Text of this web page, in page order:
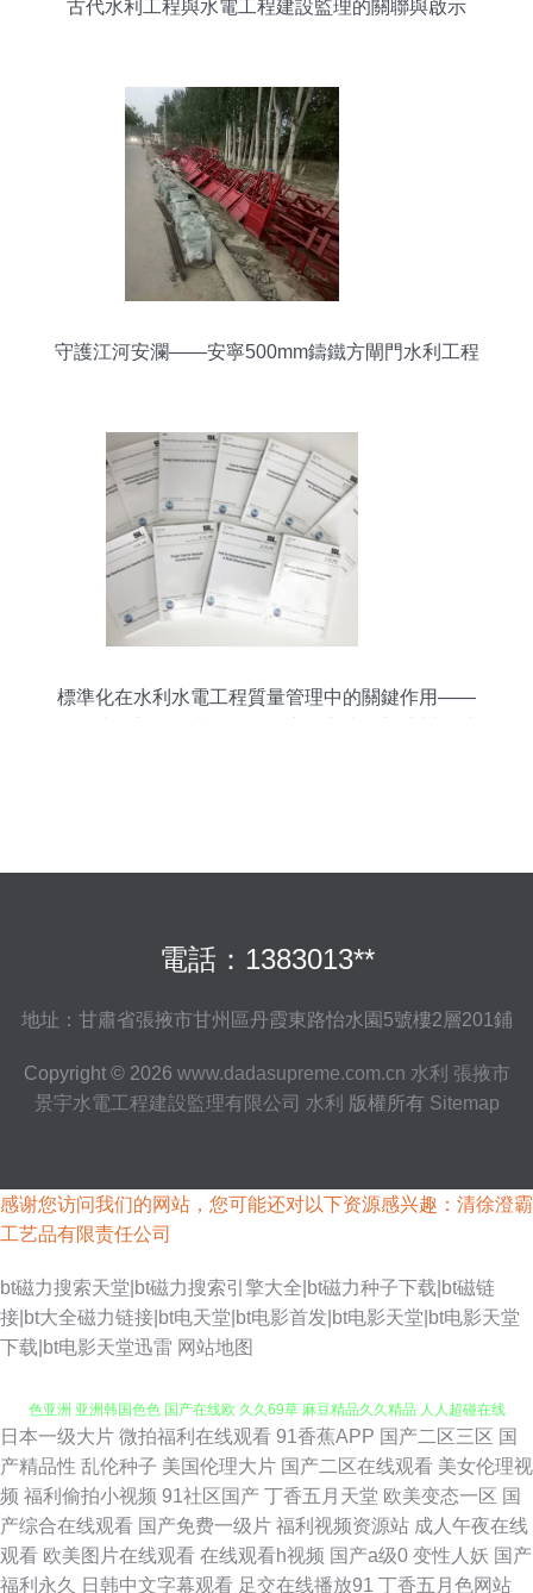
古代水利工程與水電工程建設監理的關聯與啟示
守護江河安瀾——安寧500mm鑄鐵方閘門水利工程
標準化在水利水電工程質量管理中的關鍵作用——
電話：1383013**
地址：甘肅省張掖市甘州區丹霞東路怡水園5號樓2層201鋪
Copyright © 2026 www.dadasupreme.com.cn 水利 張掖市
景宇水電工程建設監理有限公司 水利 版權所有 Sitemap
感谢您访问我们的网站，您可能还对以下资源感兴趣：清徐澄霸
工艺品有限责任公司
bt磁力搜索天堂|bt磁力搜索引擎大全|bt磁力种子下载|bt磁链
接|bt大全磁力链接|bt电天堂|bt电影首发|bt电影天堂|bt电影天堂
下载|bt电影天堂迅雷 网站地图
欧美91海角视频 91青青操 国产福利成人视频 91破解网官网 91大神尤物 色
色亚洲 亚洲韩国色色 国产在线欧 久久69草 麻豆精品久久精品 人人超碰在线
成人看的视频网站 国产精品久久夜夜 三级片网站导航 91在现免费观看 操逼
日本一级大片 微拍福利在线观看 91香蕉APP 国产二区三区 国
产精品性 乱伦种子 美国伦理大片 国产二区在线观看 美女伦理视
频 福利偷拍小视频 91社区国产 丁香五月天堂 欧美变态一区 国
产综合在线观看 国产免费一级片 福利视频资源站 成人午夜在线
观看 欧美图片在线观看 在线观看h视频 国产a级0 变性人妖 国产
福利永久
日韩中文字幕观看 足交在线播放91 丁香五月色网站